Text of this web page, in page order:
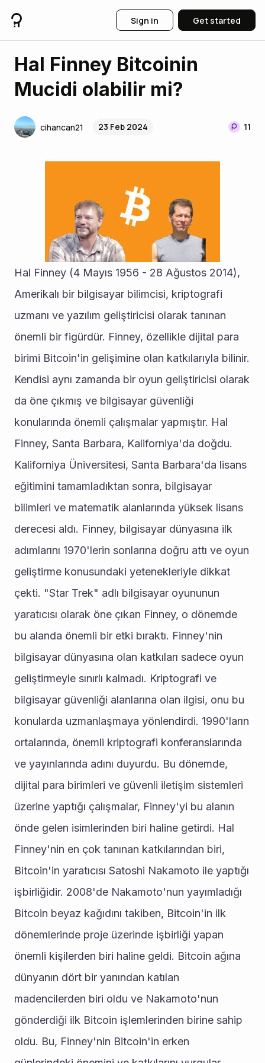
Sign in Get started
Hal Finney Bitcoinin
Mucidi olabilir mi?
cihancan21 23 Feb 2024 11
Hal Finney (4 Mayıs 1956 - 28 Ağustos 2014),
Amerikalı bir bilgisayar bilimcisi, kriptografi
uzmanı ve yazılım geliştiricisi olarak tanınan
önemli bir figürdür. Finney, özellikle dijital para
birimi Bitcoin'in gelişimine olan katkılarıyla bilinir.
Kendisi aynı zamanda bir oyun geliştiricisi olarak
da öne çıkmış ve bilgisayar güvenliği
konularında önemli çalışmalar yapmıştır. Hal
Finney, Santa Barbara, Kaliforniya'da doğdu.
Kaliforniya Üniversitesi, Santa Barbara'da lisans
eğitimini tamamladıktan sonra, bilgisayar
bilimleri ve matematik alanlarında yüksek lisans
derecesi aldı. Finney, bilgisayar dünyasına ilk
adımlarını 1970'lerin sonlarına doğru attı ve oyun
geliştirme konusundaki yetenekleriyle dikkat
çekti. "Star Trek" adlı bilgisayar oyununun
yaratıcısı olarak öne çıkan Finney, o dönemde
bu alanda önemli bir etki bıraktı. Finney'nin
bilgisayar dünyasına olan katkıları sadece oyun
geliştirmeyle sınırlı kalmadı. Kriptografi ve
bilgisayar güvenliği alanlarına olan ilgisi, onu bu
konularda uzmanlaşmaya yönlendirdi. 1990'ların
ortalarında, önemli kriptografi konferanslarında
ve yayınlarında adını duyurdu. Bu dönemde,
dijital para birimleri ve güvenli iletişim sistemleri
üzerine yaptığı çalışmalar, Finney'yi bu alanın
önde gelen isimlerinden biri haline getirdi. Hal
Finney'nin en çok tanınan katkılarından biri,
Bitcoin'in yaratıcısı Satoshi Nakamoto ile yaptığı
işbirliğidir. 2008'de Nakamoto'nun yayımladığı
Bitcoin beyaz kağıdını takiben, Bitcoin'in ilk
dönemlerinde proje üzerinde işbirliği yapan
önemli kişilerden biri haline geldi. Bitcoin ağına
dünyanın dört bir yanından katılan
madencilerden biri oldu ve Nakamoto'nun
gönderdiği ilk Bitcoin işlemlerinden birine sahip
oldu. Bu, Finney'nin Bitcoin'in erken